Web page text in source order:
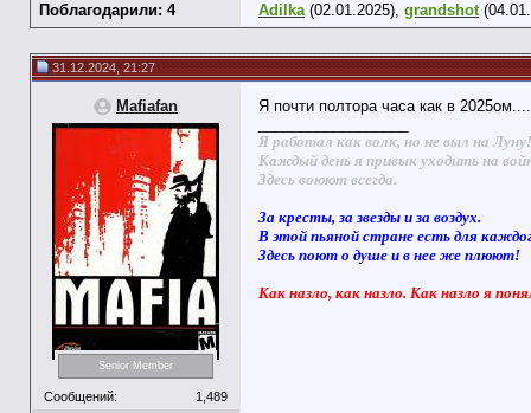
Поблагодарили: 4 Adilka(02.01.2025), grandshot
31.12.2024, 21:27
Mafiafan
Senior Member
Сообщений:
1,489
Я почти полтора часа как в
Я работал как волк, но не выл на Луну!
Каждый день я привык уходить на
Здесь воюют всегда.
За кресты, за звезды и за воздух.
В этой пьяной стране есть для
Здесь поют о душе и в нее же плюют!
Как назло, как назло. Как назло я